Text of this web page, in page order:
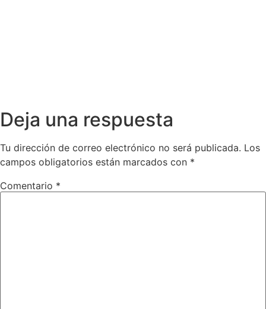
Deja una respuesta
Tu dirección de correo electrónico no será publicada. Los
campos obligatorios están marcados con *
Comentario *